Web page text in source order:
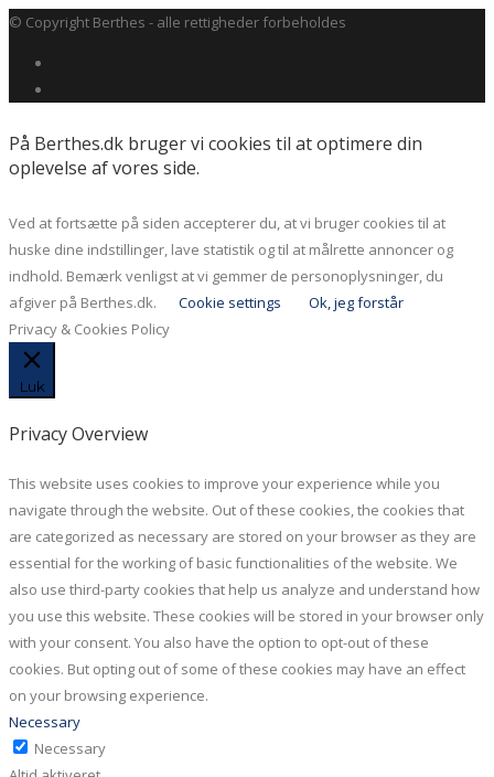
© Copyright Berthes - alle rettigheder forbeholdes
På Berthes.dk bruger vi cookies til at optimere din
oplevelse af vores side.
Ved at fortsætte på siden accepterer du, at vi bruger cookies til at
huske dine indstillinger, lave statistik og til at målrette annoncer og
indhold. Bemærk venligst at vi gemmer de personoplysninger, du
afgiver på Berthes.dk.
Cookie settings
Ok, jeg forstår
Privacy & Cookies Policy
Luk
Privacy Overview
This website uses cookies to improve your experience while you
navigate through the website. Out of these cookies, the cookies that
are categorized as necessary are stored on your browser as they are
essential for the working of basic functionalities of the website. We
also use third-party cookies that help us analyze and understand how
you use this website. These cookies will be stored in your browser only
with your consent. You also have the option to opt-out of these
cookies. But opting out of some of these cookies may have an effect
on your browsing experience.
Necessary
Necessary